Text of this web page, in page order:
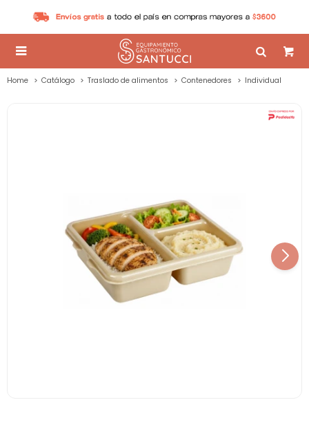

Home Catálogo Traslado de alimentos Contenedores Individual